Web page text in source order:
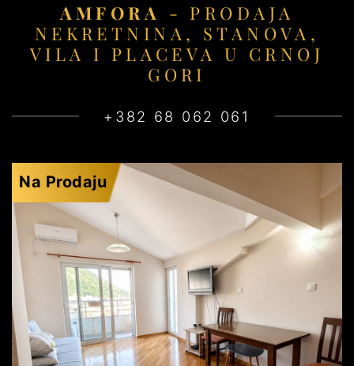
AMFORA
- PRODAJA
NEKRETNINA, STANOVA,
VILA I PLACEVA U CRNOJ
GORI
+382 68 062 061
Na Prodaju